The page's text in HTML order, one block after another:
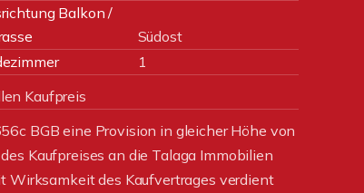
Balkon /
Südost
1
Kaufpreis
BGB eine Provision in gleicher Höhe von
Kaufpreises an die Talaga Immobilien
Wirksamkeit des Kaufvertrages verdient